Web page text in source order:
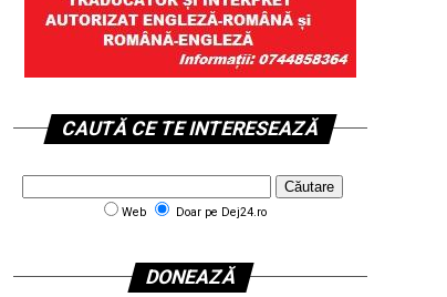
CAUTĂ CE TE INTERESEAZĂ
Web Doar pe Dej24.ro
DONEAZĂ